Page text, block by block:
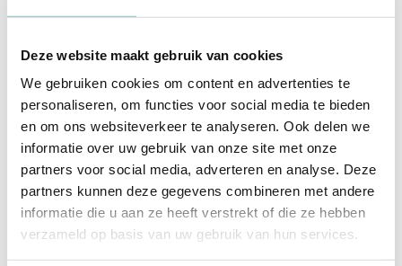
Deze website maakt gebruik van cookies
We gebruiken cookies om content en advertenties te
personaliseren, om functies voor social media te bieden
en om ons websiteverkeer te analyseren. Ook delen we
informatie over uw gebruik van onze site met onze
partners voor social media, adverteren en analyse. Deze
partners kunnen deze gegevens combineren met andere
informatie die u aan ze heeft verstrekt of die ze hebben
verzameld op basis van uw gebruik van hun services.
Deliverytime
Op voorraad
1-2 werkdagen
15,99
Incl. btw
Deliverytime
Op voorraad
Incl. btw